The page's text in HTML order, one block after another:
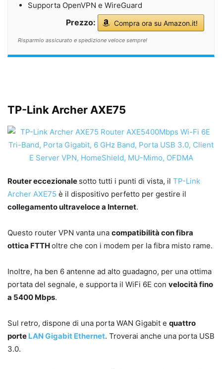
Supporta OpenVPN e WireGuard
Prezzo: Compra ora su Amazon.it!
Risparmio assicurato e spedizione veloce sempre!
TP-Link Archer AXE75
Router eccezionale sotto tutti i punti di vista, il TP-Link
Archer AXE75 è il dispositivo perfetto per gestire il
collegamento ultraveloce a Internet.
Questo router VPN vanta una compatibilità con fibra
ottica FTTHoltre che con i modem per la fibra misto rame.
Inoltre, ha ben 6 antenne ad alto guadagno, per una ottima
portata del segnale, e supporta il WiFi 6E con velocità fino
a 5400 Mbps.
Sul retro, dispone di una porta WAN Gigabit e quattro
porte LAN Gigabit Ethernet. Troverai anche una porta USB
3.0.